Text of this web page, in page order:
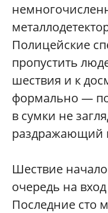
Полицейские
пропустить
шествия и к
формально —
в сумки не
раздражающий
Шествие
очередь на
Последние сто